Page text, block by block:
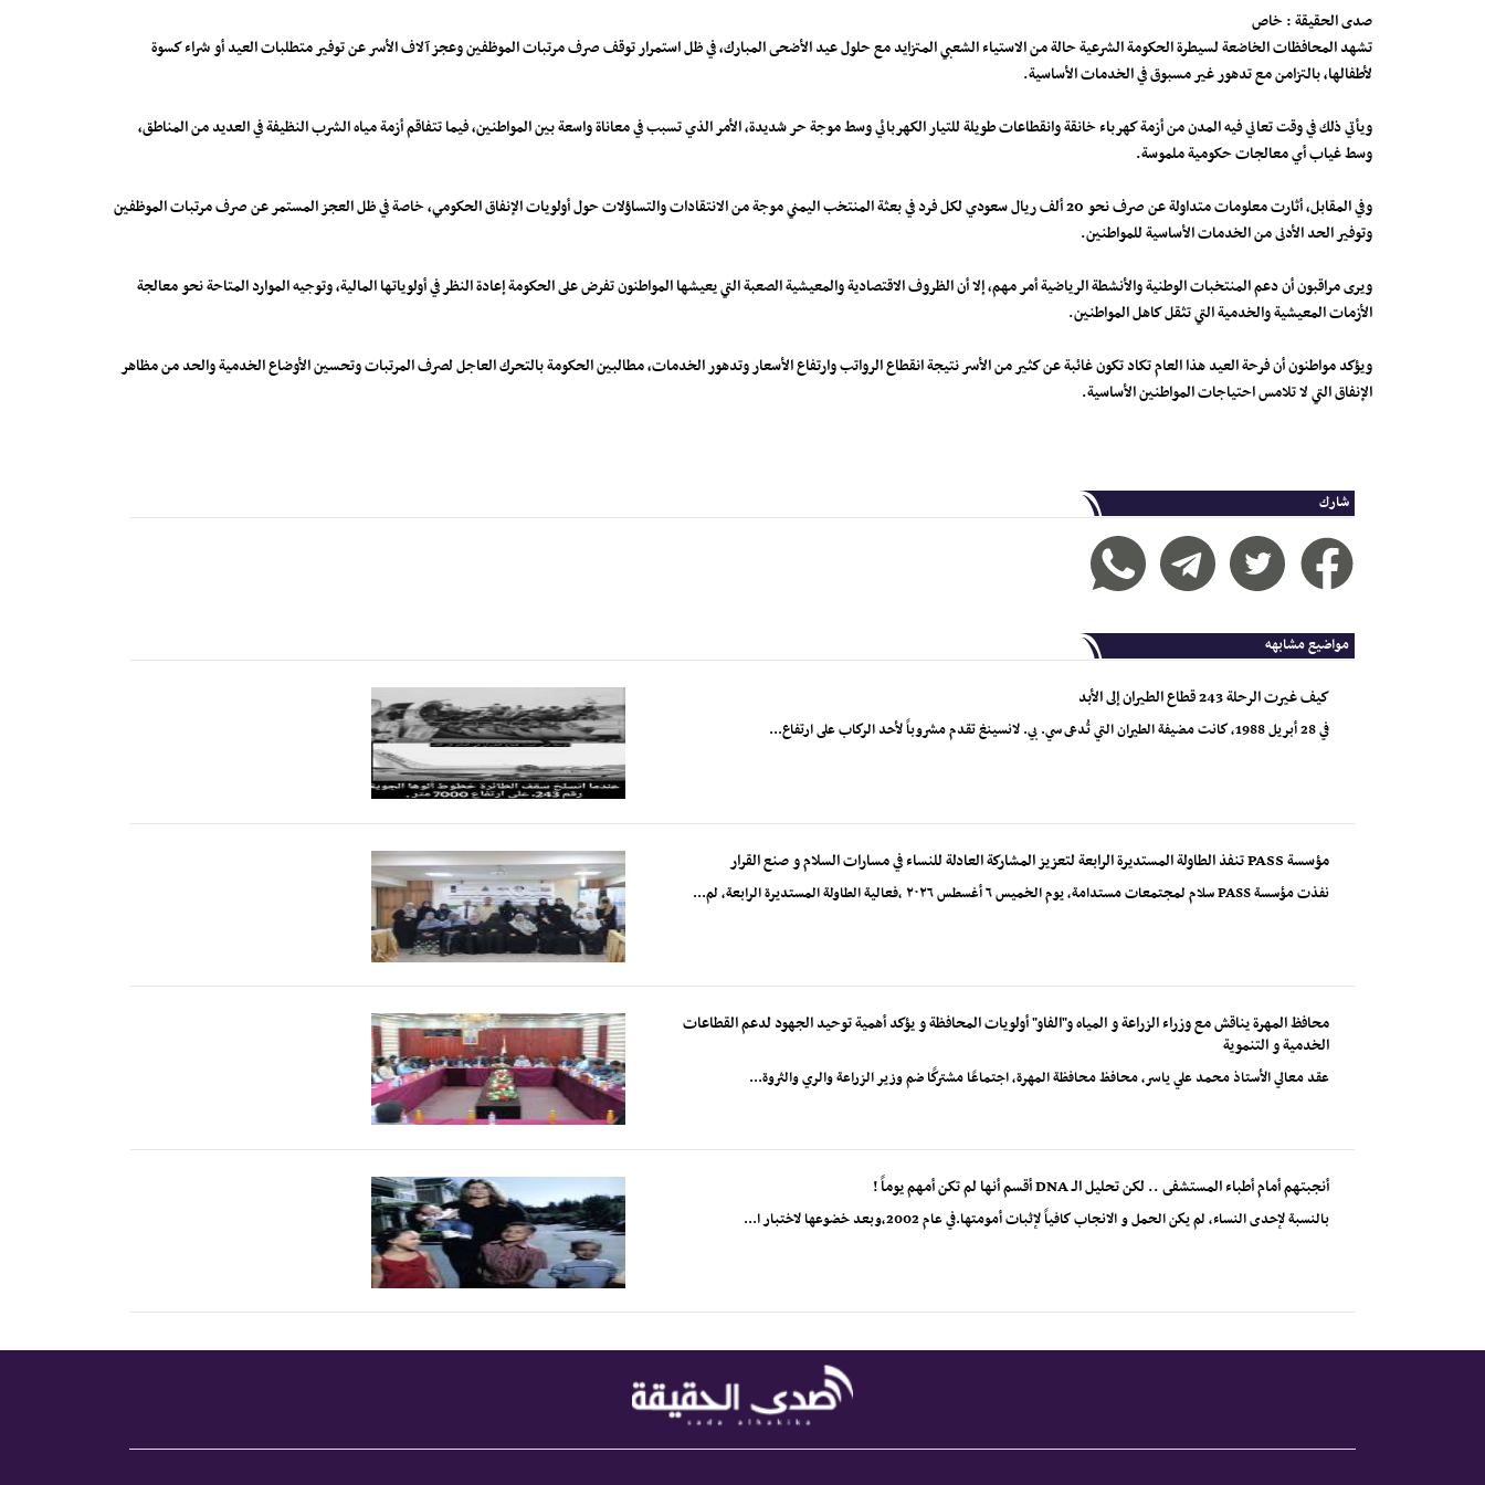
صدى الحقيقة : خاص
تشهد المحافظات الخاضعة لسيطرة الحكومة الشرعية حالة من الاستياء الشعبي المتزايد مع حلول عيد الأضحى المبارك، في ظل استمرار توقف صرف مرتبات الموظفين وعجز آلاف الأسر عن توفير متطلبات العيد أو شراء كسوة
لأطفالها، بالتزامن مع تدهور غير مسبوق في الخدمات الأساسية.
ويأتي ذلك في وقت تعاني فيه المدن من أزمة كهرباء خانقة وانقطاعات طويلة للتيار الكهربائي وسط موجة حر شديدة، الأمر الذي تسبب في معاناة واسعة بين المواطنين، فيما تتفاقم أزمة مياه الشرب النظيفة في العديد من المناطق،
وسط غياب أي معالجات حكومية ملموسة.
وفي المقابل، أثارت معلومات متداولة عن صرف نحو 20 ألف ريال سعودي لكل فرد في بعثة المنتخب اليمني موجة من الانتقادات والتساؤلات حول أولويات الإنفاق الحكومي، خاصة في ظل العجز المستمر عن صرف مرتبات الموظفين
وتوفير الحد الأدنى من الخدمات الأساسية للمواطنين.
ويرى مراقبون أن دعم المنتخبات الوطنية والأنشطة الرياضية أمر مهم، إلا أن الظروف الاقتصادية والمعيشية الصعبة التي يعيشها المواطنون تفرض على الحكومة إعادة النظر في أولوياتها المالية، وتوجيه الموارد المتاحة نحو معالجة
الأزمات المعيشية والخدمية التي تثقل كاهل المواطنين.
ويؤكد مواطنون أن فرحة العيد هذا العام تكاد تكون غائبة عن كثير من الأسر نتيجة انقطاع الرواتب وارتفاع الأسعار وتدهور الخدمات، مطالبين الحكومة بالتحرك العاجل لصرف المرتبات وتحسين الأوضاع الخدمية والحد من مظاهر
الإنفاق التي لا تلامس احتياجات المواطنين الأساسية.
شارك
مواضيع مشابهه
كيف غيرت الرحلة 243 قطاع الطيران إلى الأبد
في 28 أبريل 1988، كانت مضيفة الطيران التي تُدعى سي. بي. لانسينغ تقدم مشروباً لأحد الركاب على ارتفاع...
مؤسسة PASS تنفذ الطاولة المستديرة الرابعة لتعزيز المشاركة العادلة للنساء في مسارات السلام و صنع القرار
نفذت مؤسسة PASS سلام لمجتمعات مستدامة، يوم الخميس ٦ أغسطس ٢٠٢٦ ،فعالية الطاولة المستديرة الرابعة، لم...
محافظ المهرة يناقش مع وزراء الزراعة و المياه و"الفاو" أولويات المحافظة و يؤكد أهمية توحيد الجهود لدعم القطاعات
الخدمية و التنموية
عقد معالي الأستاذ محمد علي ياسر، محافظ محافظة المهرة، اجتماعًا مشتركًا ضم وزير الزراعة والري والثروة...
أنجبتهم أمام أطباء المستشفى .. لكن تحليل الـ DNA أقسم أنها لم تكن أمهم يوماً !
بالنسبة لإحدى النساء، لم يكن الحمل و الانجاب كافياً لإثبات أمومتها.في عام 2002،وبعد خضوعها لاختبار ا...